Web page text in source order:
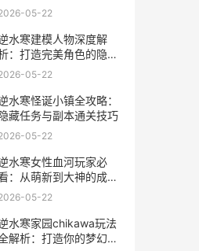
05-22
水寒建模人物深度解
：打造完美角色的隐藏
巧 05-22
水寒怪诞小镇全攻略：
藏任务与副本通关技巧
05-22
水寒女性血河玩家必
：从萌新到大神的成长
南 05-22
水寒家园chikawa玩法
解析：打造你的梦幻小